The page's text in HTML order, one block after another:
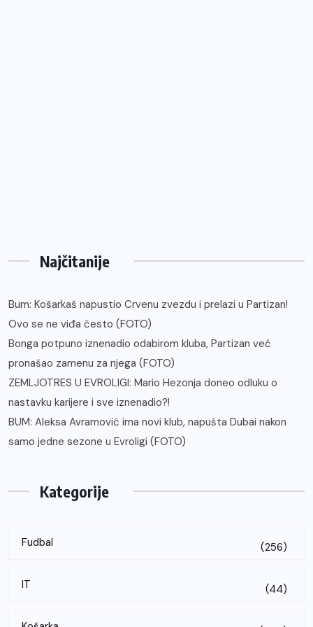
Najčitanije
Bum: Košarkaš napustio Crvenu zvezdu i prelazi u Partizan!
Ovo se ne viđa često (FOTO)
Bonga potpuno iznenadio odabirom kluba, Partizan već
pronašao zamenu za njega (FOTO)
ZEMLJOTRES U EVROLIGI: Mario Hezonja doneo odluku o
nastavku karijere i sve iznenadio?!
BUM: Aleksa Avramović ima novi klub, napušta Dubai nakon
samo jedne sezone u Evroligi (FOTO)
Kategorije
Fudbal (256)
IT (44)